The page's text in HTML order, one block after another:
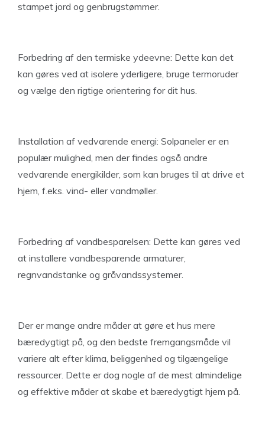
stampet jord og genbrugstømmer.
Forbedring af den termiske ydeevne: Dette kan det
kan gøres ved at isolere yderligere, bruge termoruder
og vælge den rigtige orientering for dit hus.
Installation af vedvarende energi: Solpaneler er en
populær mulighed, men der findes også andre
vedvarende energikilder, som kan bruges til at drive et
hjem, f.eks. vind- eller vandmøller.
Forbedring af vandbesparelsen: Dette kan gøres ved
at installere vandbesparende armaturer,
regnvandstanke og gråvandssystemer.
Der er mange andre måder at gøre et hus mere
bæredygtigt på, og den bedste fremgangsmåde vil
variere alt efter klima, beliggenhed og tilgængelige
ressourcer. Dette er dog nogle af de mest almindelige
og effektive måder at skabe et bæredygtigt hjem på.